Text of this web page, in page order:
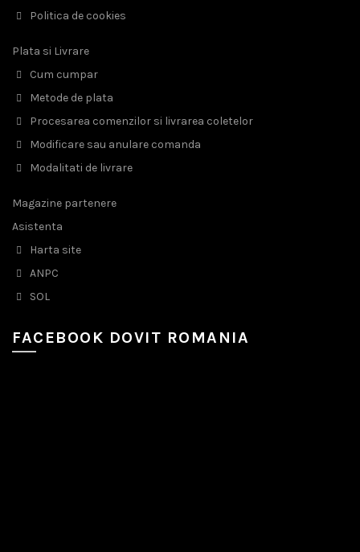
Politica de cookies
Plata si Livrare
Cum cumpar
Metode de plata
Procesarea comenzilor si livrarea coletelor
Modificare sau anulare comanda
Modalitati de livrare
Magazine partenere
Asistenta
Harta site
ANPC
SOL
FACEBOOK DOVIT ROMANIA